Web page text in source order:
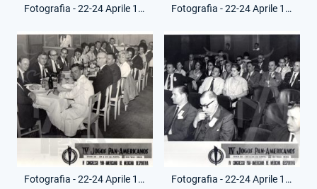
Fotografia - 22-24 Aprile 1963 - Giochi Paramericani San Paolo - Renato Ziaco Fotografia - 22-24 Aprile 1963 - Giochi Paramericani San Paolo - Renato Ziaco
Fotografia - 22-24 Aprile 1963 - Giochi Paramericani San Paolo - Renato Ziaco Fotografia - 22-24 Aprile 1963 - Giochi Paramericani San Paolo - Renato Ziaco